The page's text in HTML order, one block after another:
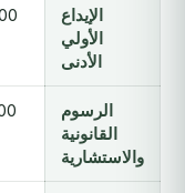
الإيداع
الأولي
الأدنى
الرسوم
القانونية
والاستشارية